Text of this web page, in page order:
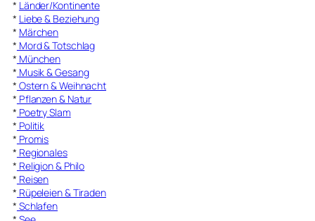
* Länder/Kontinente
* Liebe & Beziehung
* Märchen
* Mord & Totschlag
* München
* Musik & Gesang
* Ostern & Weihnacht
* Pflanzen & Natur
* Poetry Slam
* Politik
* Promis
* Regionales
* Religion & Philo
* Reisen
* Rüpeleien & Tiraden
* Schlafen